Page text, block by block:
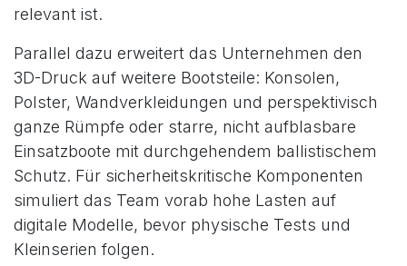
relevant ist.
Parallel dazu erweitert das Unternehmen den
3D-Druck auf weitere Bootsteile: Konsolen,
Polster, Wandverkleidungen und perspektivisch
ganze Rümpfe oder starre, nicht aufblasbare
Einsatzboote mit durchgehendem ballistischem
Schutz. Für sicherheitskritische Komponenten
simuliert das Team vorab hohe Lasten auf
digitale Modelle, bevor physische Tests und
Kleinserien folgen.